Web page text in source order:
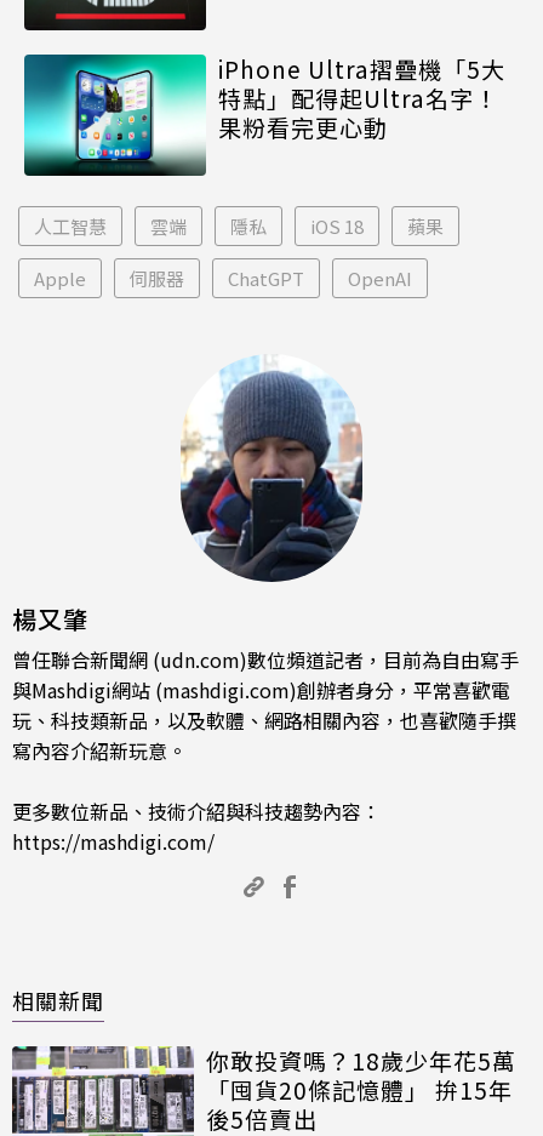
iPhone Ultra摺疊機「5大
特點」配得起Ultra名字！
果粉看完更心動
人工智慧 雲端 隱私 iOS 18 蘋果
Apple 伺服器 ChatGPT OpenAI
楊又肇
曾任聯合新聞網 (udn.com)數位頻道記者，目前為自由寫手
與Mashdigi網站 (mashdigi.com)創辦者身分，平常喜歡電
玩、科技類新品，以及軟體、網路相關內容，也喜歡隨手撰
寫內容介紹新玩意。
更多數位新品、技術介紹與科技趨勢內容：
https://mashdigi.com/
相關新聞
你敢投資嗎？18歲少年花5萬
「囤貨20條記憶體」 拚15年
後5倍賣出